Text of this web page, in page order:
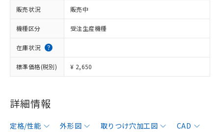
販売状況 販売中
機種区分 受注生産機種
在庫状況
標準価格(税別) ¥ 2,650
詳細情報
定格/性能 外形図 取りつけ穴加工図
CAD